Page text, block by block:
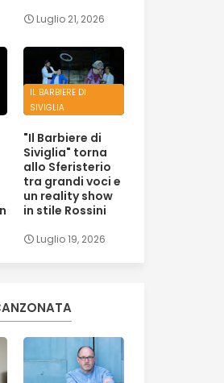
Luglio 21, 2026
IL BARBIERE DI
SIVIGLIA
"Il Barbiere di
Siviglia" torna
allo Sferisterio
tra grandi voci e
un reality show
in stile Rossini
Luglio 19, 2026